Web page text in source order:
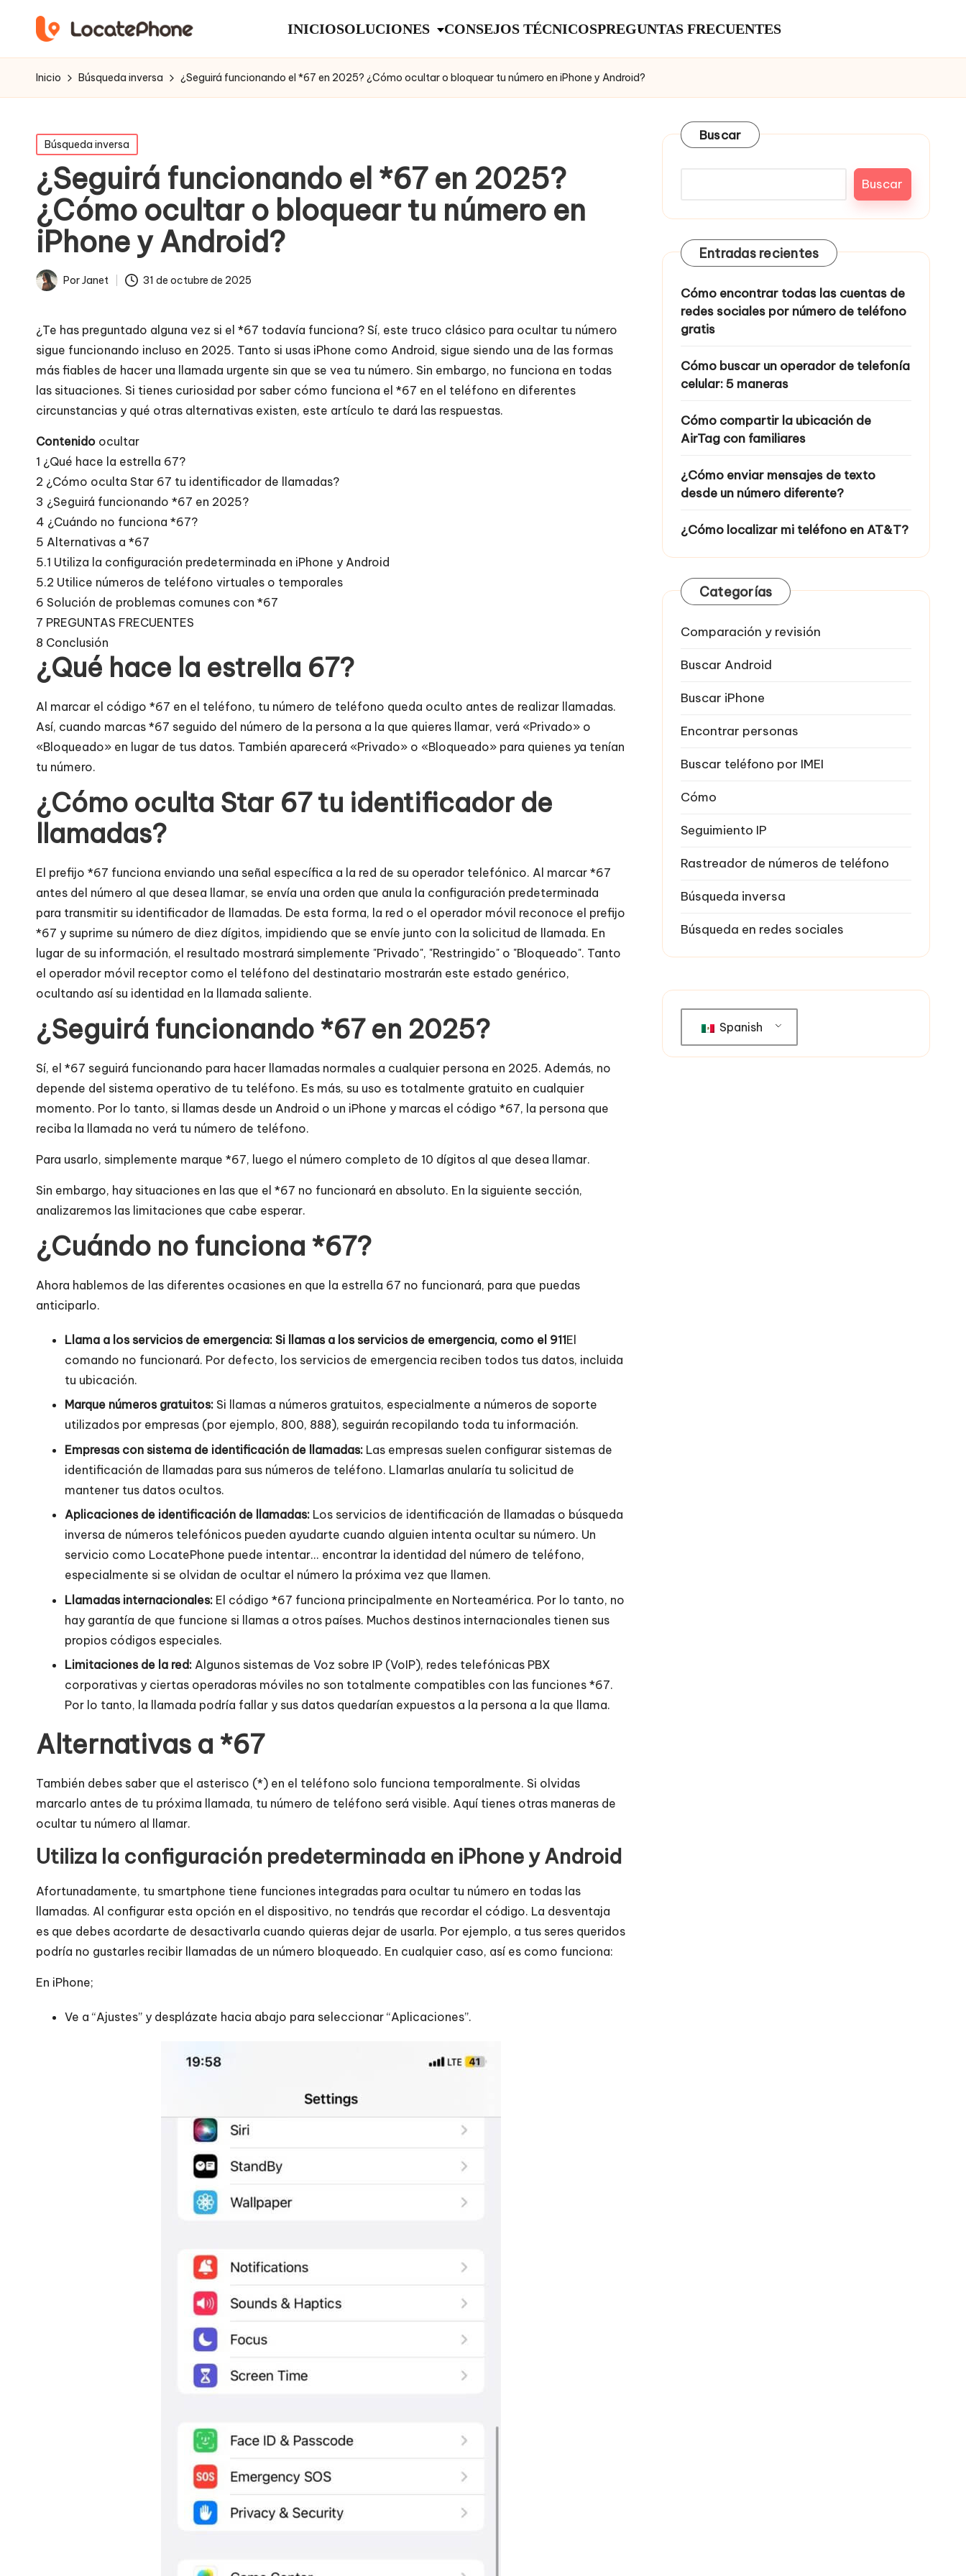
INICIOSOLUCIONES CONSEJOS TÉCNICOSPREGUNTAS FRECUENTES
Inicio Búsqueda inversa ¿Seguirá funcionando el *67 en 2025? ¿Cómo ocultar o bloquear tu número en iPhone y Android?
Publicado
en
Búsqueda inversa
¿Seguirá funcionando el *67 en 2025?
¿Cómo ocultar o bloquear tu número en
iPhone y Android?
Publicado
PorJanet 31 de octubre de 2025
¿Te has preguntado alguna vez si el *67 todavía funciona? Sí, este truco clásico para ocultar tu número
sigue funcionando incluso en 2025. Tanto si usas iPhone como Android, sigue siendo una de las formas
más fiables de hacer una llamada urgente sin que se vea tu número. Sin embargo, no funciona en todas
las situaciones. Si tienes curiosidad por saber cómo funciona el *67 en el teléfono en diferentes
circunstancias y qué otras alternativas existen, este artículo te dará las respuestas.
Contenido ocultar
1 ¿Qué hace la estrella 67?
2 ¿Cómo oculta Star 67 tu identificador de llamadas?
3 ¿Seguirá funcionando *67 en 2025?
4 ¿Cuándo no funciona *67?
5 Alternativas a *67
5.1 Utiliza la configuración predeterminada en iPhone y Android
5.2 Utilice números de teléfono virtuales o temporales
6 Solución de problemas comunes con *67
7 PREGUNTAS FRECUENTES
8 Conclusión
¿Qué hace la estrella 67?
Al marcar el código *67 en el teléfono, tu número de teléfono queda oculto antes de realizar llamadas.
Así, cuando marcas *67 seguido del número de la persona a la que quieres llamar, verá «Privado» o
«Bloqueado» en lugar de tus datos. También aparecerá «Privado» o «Bloqueado» para quienes ya tenían
tu número.
¿Cómo oculta Star 67 tu identificador de
llamadas?
El prefijo *67 funciona enviando una señal específica a la red de su operador telefónico. Al marcar *67
antes del número al que desea llamar, se envía una orden que anula la configuración predeterminada
para transmitir su identificador de llamadas. De esta forma, la red o el operador móvil reconoce el prefijo
*67 y suprime su número de diez dígitos, impidiendo que se envíe junto con la solicitud de llamada. En
lugar de su información, el resultado mostrará simplemente "Privado", "Restringido" o "Bloqueado". Tanto
el operador móvil receptor como el teléfono del destinatario mostrarán este estado genérico,
ocultando así su identidad en la llamada saliente.
¿Seguirá funcionando *67 en 2025?
Sí, el *67 seguirá funcionando para hacer llamadas normales a cualquier persona en 2025. Además, no
depende del sistema operativo de tu teléfono. Es más, su uso es totalmente gratuito en cualquier
momento. Por lo tanto, si llamas desde un Android o un iPhone y marcas el código *67, la persona que
reciba la llamada no verá tu número de teléfono.
Para usarlo, simplemente marque *67, luego el número completo de 10 dígitos al que desea llamar.
Sin embargo, hay situaciones en las que el *67 no funcionará en absoluto. En la siguiente sección,
analizaremos las limitaciones que cabe esperar.
¿Cuándo no funciona *67?
Ahora hablemos de las diferentes ocasiones en que la estrella 67 no funcionará, para que puedas
anticiparlo.
Llama a los servicios de emergencia: Si llamas a los servicios de emergencia, como el 911El
comando no funcionará. Por defecto, los servicios de emergencia reciben todos tus datos, incluida
tu ubicación.
Marque números gratuitos: Si llamas a números gratuitos, especialmente a números de soporte
utilizados por empresas (por ejemplo, 800, 888), seguirán recopilando toda tu información.
Empresas con sistema de identificación de llamadas: Las empresas suelen configurar sistemas de
identificación de llamadas para sus números de teléfono. Llamarlas anularía tu solicitud de
mantener tus datos ocultos.
Aplicaciones de identificación de llamadas: Los servicios de identificación de llamadas o búsqueda
inversa de números telefónicos pueden ayudarte cuando alguien intenta ocultar su número. Un
servicio como LocatePhone puede intentar... encontrar la identidad del número de teléfono,
especialmente si se olvidan de ocultar el número la próxima vez que llamen.
Llamadas internacionales: El código *67 funciona principalmente en Norteamérica. Por lo tanto, no
hay garantía de que funcione si llamas a otros países. Muchos destinos internacionales tienen sus
propios códigos especiales.
Limitaciones de la red: Algunos sistemas de Voz sobre IP (VoIP), redes telefónicas PBX
corporativas y ciertas operadoras móviles no son totalmente compatibles con las funciones *67.
Por lo tanto, la llamada podría fallar y sus datos quedarían expuestos a la persona a la que llama.
Alternativas a *67
También debes saber que el asterisco (*) en el teléfono solo funciona temporalmente. Si olvidas
marcarlo antes de tu próxima llamada, tu número de teléfono será visible. Aquí tienes otras maneras de
ocultar tu número al llamar.
Utiliza la configuración predeterminada en iPhone y Android
Afortunadamente, tu smartphone tiene funciones integradas para ocultar tu número en todas las
llamadas. Al configurar esta opción en el dispositivo, no tendrás que recordar el código. La desventaja
es que debes acordarte de desactivarla cuando quieras dejar de usarla. Por ejemplo, a tus seres queridos
podría no gustarles recibir llamadas de un número bloqueado. En cualquier caso, así es como funciona:
En iPhone;
Ve a “Ajustes” y desplázate hacia abajo para seleccionar “Aplicaciones”.
Buscar
Buscar
Entradas recientes
Cómo encontrar todas las cuentas de
redes sociales por número de teléfono
gratis
Cómo buscar un operador de telefonía
celular: 5 maneras
Cómo compartir la ubicación de
AirTag con familiares
¿Cómo enviar mensajes de texto
desde un número diferente?
¿Cómo localizar mi teléfono en AT&T?
Categorías
Comparación y revisión
Buscar Android
Buscar iPhone
Encontrar personas
Buscar teléfono por IMEI
Cómo
Seguimiento IP
Rastreador de números de teléfono
Búsqueda inversa
Búsqueda en redes sociales
Spanish